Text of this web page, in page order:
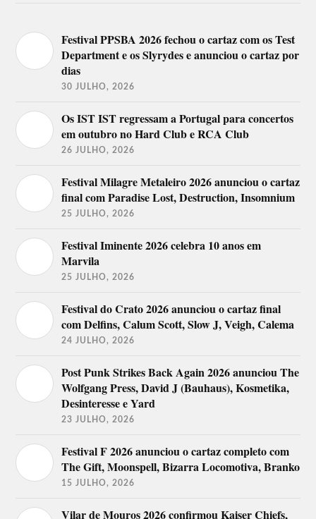
Festival PPSBA 2026 fechou o cartaz com os Test
Department e os Slyrydes e anunciou o cartaz por
dias
30 JULHO, 2026
Os IST IST regressam a Portugal para concertos
em outubro no Hard Club e RCA Club
26 JULHO, 2026
Festival Milagre Metaleiro 2026 anunciou o cartaz
final com Paradise Lost, Destruction, Insomnium
25 JULHO, 2026
Festival Iminente 2026 celebra 10 anos em
Marvila
25 JULHO, 2026
Festival do Crato 2026 anunciou o cartaz final
com Delfins, Calum Scott, Slow J, Veigh, Calema
24 JULHO, 2026
Post Punk Strikes Back Again 2026 anunciou The
Wolfgang Press, David J (Bauhaus), Kosmetika,
Desinteresse e Yard
23 JULHO, 2026
Festival F 2026 anunciou o cartaz completo com
The Gift, Moonspell, Bizarra Locomotiva, Branko
15 JULHO, 2026
Vilar de Mouros 2026 confirmou Kaiser Chiefs,